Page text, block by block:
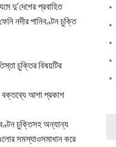
দু’দেশের প্রবাহিত
নদীর পানিবণ্টন চুক্তি
চুক্তির বিষয়টির
বক্তব্যে আশা প্রকাশ
চুক্তিসহ অন্যান্য
সমস্যাওসমাধান করে